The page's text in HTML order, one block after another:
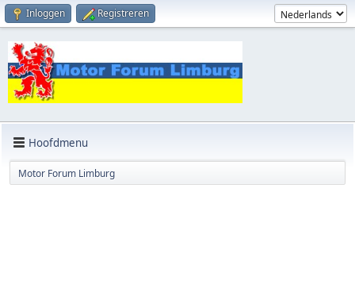
Inloggen Registreren
Hoofdmenu
Motor Forum Limburg